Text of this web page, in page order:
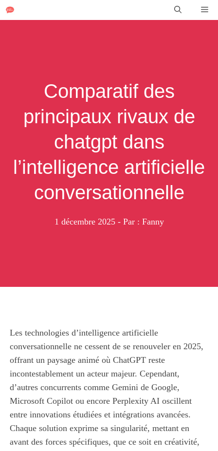
Aller
au
Comparatif des
principaux rivaux de
chatgpt dans
l’intelligence artificielle
conversationnelle
1 décembre 2025 - Par : Fanny
Les technologies d’intelligence artificielle
conversationnelle ne cessent de se renouveler en 2025,
offrant un paysage animé où ChatGPT reste
incontestablement un acteur majeur. Cependant,
d’autres concurrents comme Gemini de Google,
Microsoft Copilot ou encore Perplexity AI oscillent
entre innovations étudiées et intégrations avancées.
Chaque solution exprime sa singularité, mettant en
avant des forces spécifiques, que ce soit en créativité,